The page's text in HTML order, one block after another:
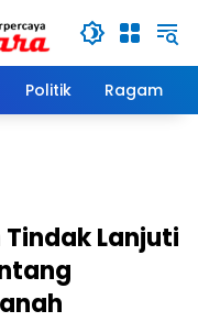
Politik Ragam
Lanjuti